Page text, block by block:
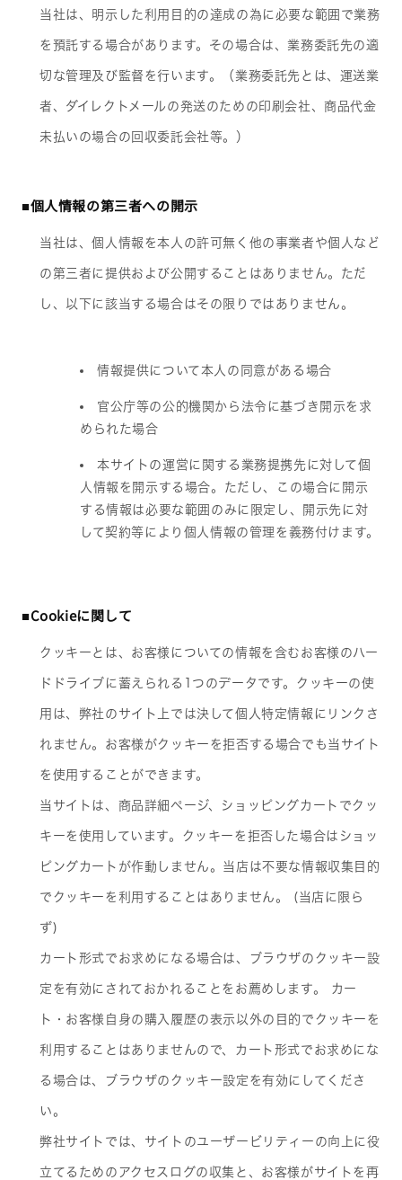
当社は、明示した利用目的の達成の為に必要な範囲で業務
を預託する場合があります。その場合は、業務委託先の適
切な管理及び監督を行います。（業務委託先とは、運送業
者、ダイレクトメールの発送のための印刷会社、商品代金
未払いの場合の回収委託会社等。）
■個人情報の第三者への開示
当社は、個人情報を本人の許可無く他の事業者や個人など
の第三者に提供および公開することはありません。ただ
し、以下に該当する場合はその限りではありません。
情報提供について本人の同意がある場合
官公庁等の公的機関から法令に基づき開示を求
められた場合
本サイトの運営に関する業務提携先に対して個
人情報を開示する場合。ただし、この場合に開示
する情報は必要な範囲のみに限定し、開示先に対
して契約等により個人情報の管理を義務付けます。
■Cookieに関して
クッキーとは、お客様についての情報を含むお客様のハー
ドドライブに蓄えられる1つのデータです。クッキーの使
用は、弊社のサイト上では決して個人特定情報にリンクさ
れません。お客様がクッキーを拒否する場合でも当サイト
を使用することができます。
当サイトは、商品詳細ページ、ショッピングカートでクッ
キーを使用しています。クッキーを拒否した場合はショッ
ピングカートが作動しません。当店は不要な情報収集目的
でクッキーを利用することはありません。 (当店に限ら
ず)
カート形式でお求めになる場合は、ブラウザのクッキー設
定を有効にされておかれることをお薦めします。 カー
ト・お客様自身の購入履歴の表示以外の目的でクッキーを
利用することはありませんので、カート形式でお求めにな
る場合は、ブラウザのクッキー設定を有効にしてくださ
い。
弊社サイトでは、サイトのユーザービリティーの向上に役
立てるためのアクセスログの収集と、お客様がサイトを再